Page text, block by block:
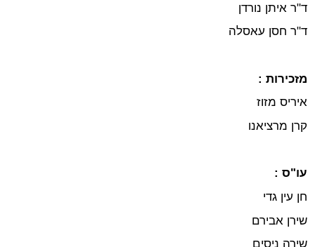
ד"ר איתן נורדן
ד"ר חסן עאסלה
מזכירות :
איריס מזוז
קרן מרציאנו
עו"ס :
חן עין גדי
שירן אבירם
שירה ניסים